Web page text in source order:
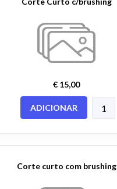
€ 15,00
ADICIONAR
Corte curto com brushing